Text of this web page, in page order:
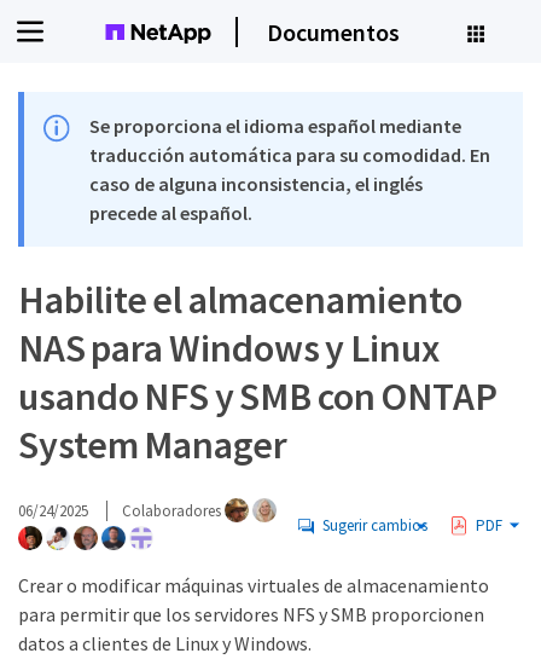
Documentos
Se proporciona el idioma español mediante
traducción automática para su comodidad. En
caso de alguna inconsistencia, el inglés
precede al español.
Habilite el almacenamiento
NAS para Windows y Linux
usando NFS y SMB con ONTAP
System Manager
06/24/2025 Colaboradores
Sugerir cambios PDF
Crear o modificar máquinas virtuales de almacenamiento
para permitir que los servidores NFS y SMB proporcionen
datos a clientes de Linux y Windows.